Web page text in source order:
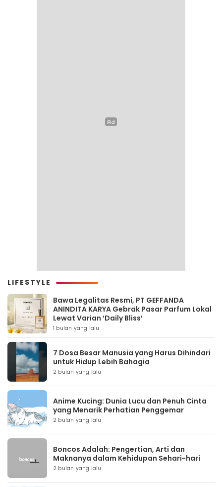
LIFESTYLE
Bawa Legalitas Resmi, PT GEFFANDA
ANINDITA KARYA Gebrak Pasar Parfum Lokal
Lewat Varian ‘Daily Bliss’
1 bulan yang lalu
7 Dosa Besar Manusia yang Harus Dihindari
untuk Hidup Lebih Bahagia
2 bulan yang lalu
Anime Kucing: Dunia Lucu dan Penuh Cinta
yang Menarik Perhatian Penggemar
2 bulan yang lalu
Boncos Adalah: Pengertian, Arti dan
Maknanya dalam Kehidupan Sehari-hari
2 bulan yang lalu